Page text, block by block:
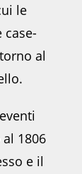
le
al
1806
e il